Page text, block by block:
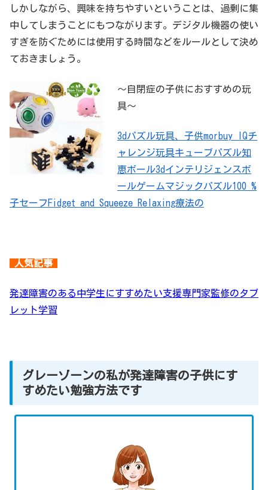
しかしながら、興味を持ちやすいということは、過剰に集
中してしまうことにもつながります。デジタル機器の使い
すぎを防ぐためには使用する時間などをルールとして決め
ておきましょう。
～自閉症の子供におすすめの玩
具～
3dパズル玩具、子供morbuy IQチ
ャレンジ玩具キューブパズル知
恵ボール3dインテリジェンスボ
ールゲームマジックパズル100 %
子セーフFidget and Squeeze Relaxing療法の
人気記事
発達障害のある中学生にすすめたい支援専門家監修のタブ
レット学習
グレーゾーンの私が発達障害の子供にす
すめたい勉強方法です